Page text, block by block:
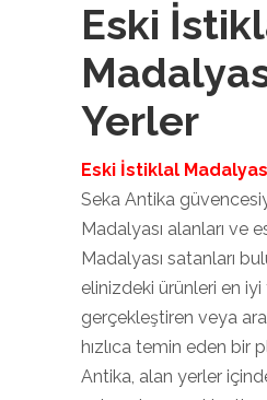
Eski
Yerler
Eski İstiklal
Seka Antika
Madalyası alanları ve
Madalyası satanları
elinizdeki ürünleri en iyi
gerçekleştiren veya
hızlıca temin eden bir
Antika, alan yerler